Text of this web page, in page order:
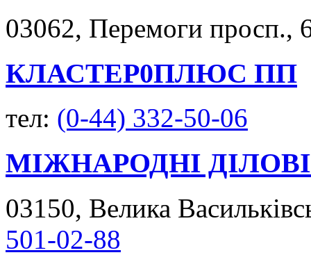
03062, Перемоги просп.,
КЛАСТЕР0ПЛЮС ПП
тел: (0-44) 332-50-06
МІЖНАРОДНІ
03150, Велика
501-02-88